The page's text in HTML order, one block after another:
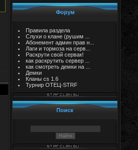
Форум
Правила раздела
Слухи о клане (рушим ...
Абонемент админ прав н...
Лаги и тормоза на серв...
Раскрути свой сервак!
как раскрутить сервер ...
как смотреть демки на ...
Демки
Кланы cs 1.6
Турнир ОТЕЦ-STRF
Поиск